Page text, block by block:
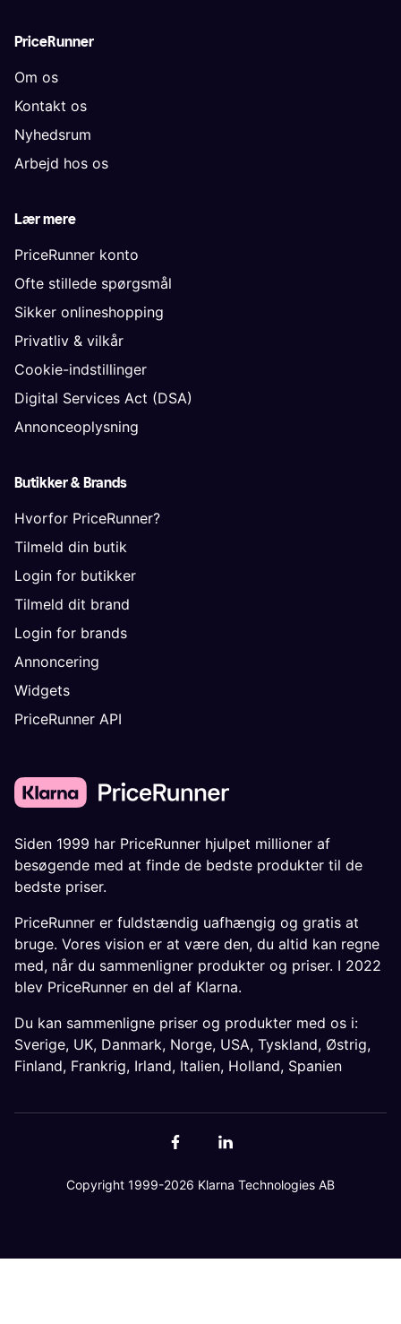
PriceRunner
Om os
Kontakt os
Nyhedsrum
Arbejd hos os
Lær mere
PriceRunner konto
Ofte stillede spørgsmål
Sikker onlineshopping
Privatliv & vilkår
Cookie-indstillinger
Digital Services Act (DSA)
Annonceoplysning
Butikker & Brands
Hvorfor PriceRunner?
Tilmeld din butik
Login for butikker
Tilmeld dit brand
Login for brands
Annoncering
Widgets
PriceRunner API
Siden 1999 har PriceRunner hjulpet millioner af
besøgende med at finde de bedste produkter til de
bedste priser.
PriceRunner er fuldstændig uafhængig og gratis at
bruge. Vores vision er at være den, du altid kan regne
med, når du sammenligner produkter og priser. I 2022
blev PriceRunner en del af Klarna.
Du kan sammenligne priser og produkter med os i:
Sverige, UK, Danmark, Norge, USA, Tyskland, Østrig,
Finland, Frankrig, Irland, Italien, Holland, Spanien
Copyright 1999-2026 Klarna Technologies AB